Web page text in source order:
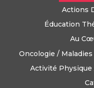
Actions
Éducation
Au
Oncologie /
Activité Physique